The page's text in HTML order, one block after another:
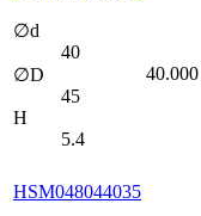
∅d
40
∅D
45
H
5.4
40.000
HSM048044035